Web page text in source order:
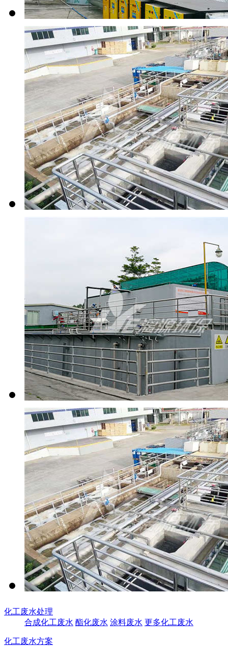
化工废水处理
合成化工废水 酯化废水 涂料废水 更多化工废水
化工废水方案